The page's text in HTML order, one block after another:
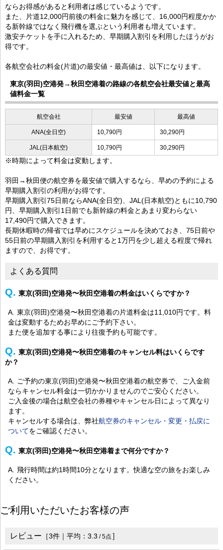
ならお得感があると利用者は感じているようです。
また、片道12,000円前後の料金に魅力を感じて、16,000円程度かか
る新幹線ではなく飛行機を選ぶという利用者も増えています。
激安チケットを手に入れるため、早期購入割引を利用したほうがお
得です。
各航空会社の料金(片道)の最安値・最高値は、以下になります。
東京(羽田)空港発→秋田空港着の路線の各航空会社最安値と最高
値料金一覧
航空会社 最安値 最高値
ANA(全日空) 10,790円 30,290円
JAL(日本航空) 10,790円 30,290円
※時期によって料金は変動します。
羽田→秋田便の航空券を最安値で購入するなら、早めの予約による
早期購入割引の利用がお得です。
早期購入割引75日前ならANA(全日空)、JAL(日本航空)ともに10,790
円、早期購入割引1日前でも新幹線の料金とあまり変わらない
17,490円で購入できます。
長期休暇時の帰省では早めにスケジュールを決めておき、75日前や
55日前の早期購入割引を利用すると1万円を少し超える程度で帰れ
ますので、お得です。
よくある質問
東京(羽田)空港発〜秋田空港着の料金はいくらですか？
東京(羽田)空港発〜秋田空港着の片道料金は11,010円です。料
金は変動するためお早めにご予約下さい。
また便を追加する事により往復予約も可能です。
東京(羽田)空港発〜秋田空港着のキャンセル料はいくらです
か？
ご予約の東京(羽田)空港発〜秋田空港着の航空券で、ご入金前
ならキャンセル料金は一切かかりませんのでご安心ください。
ご入金後の場合は航空会社の券種やキャンセル日によって異なり
ます。
キャンセルする場合は、弊社航空券のキャンセル・変更・払戻に
ついてをご確認ください。
東京(羽田)空港発〜秋田空港着まで何分ですか？
飛行時間は約1時間10分となります。快適な空の旅をお楽しみ
ください。
ご利用いただいたお客様の声
レビュー ［3件｜平均： 3.3 /5点 ］